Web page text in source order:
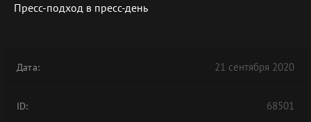
Пресс-подход в пресс-день
Дата: 21 сентября 2020
ID: 68501